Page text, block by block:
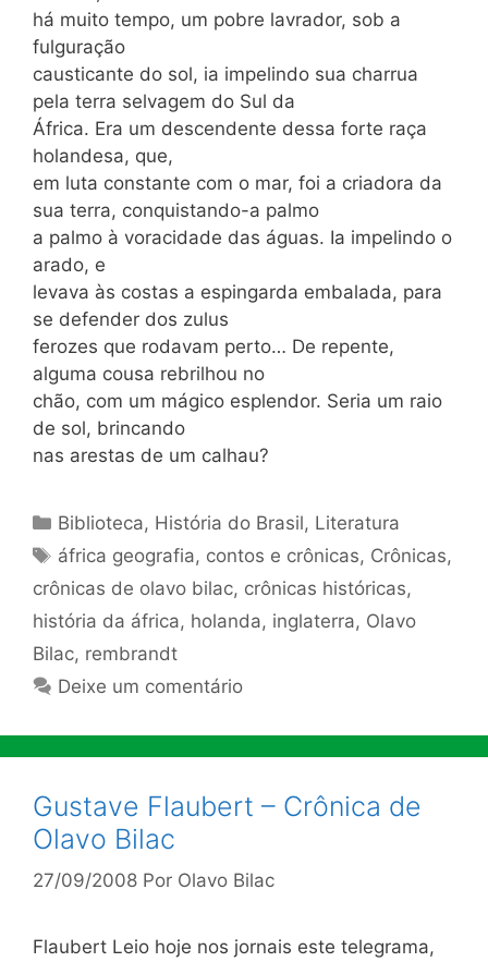
há muito tempo, um pobre lavrador, sob a
fulguração
causticante do sol, ia impelindo sua charrua
pela terra selvagem do Sul da
África. Era um descendente dessa forte raça
holandesa, que,
em luta constante com o mar, foi a criadora da
sua terra, conquistando-a palmo
a palmo à voracidade das águas. Ia impelindo o
arado, e
levava às costas a espingarda embalada, para
se defender dos zulus
ferozes que rodavam perto… De repente,
alguma cousa rebrilhou no
chão, com um mágico esplendor. Seria um raio
de sol, brincando
nas arestas de um calhau?
Categorias
Biblioteca, História do Brasil, Literatura
Tags
áfrica geografia, contos e crônicas, Crônicas,
crônicas de olavo bilac, crônicas históricas,
história da áfrica, holanda, inglaterra, Olavo
Bilac, rembrandt
Deixe um comentário
Gustave Flaubert – Crônica de
Olavo Bilac
27/09/2008 Por Olavo Bilac
Flaubert Leio hoje nos jornais este telegrama,